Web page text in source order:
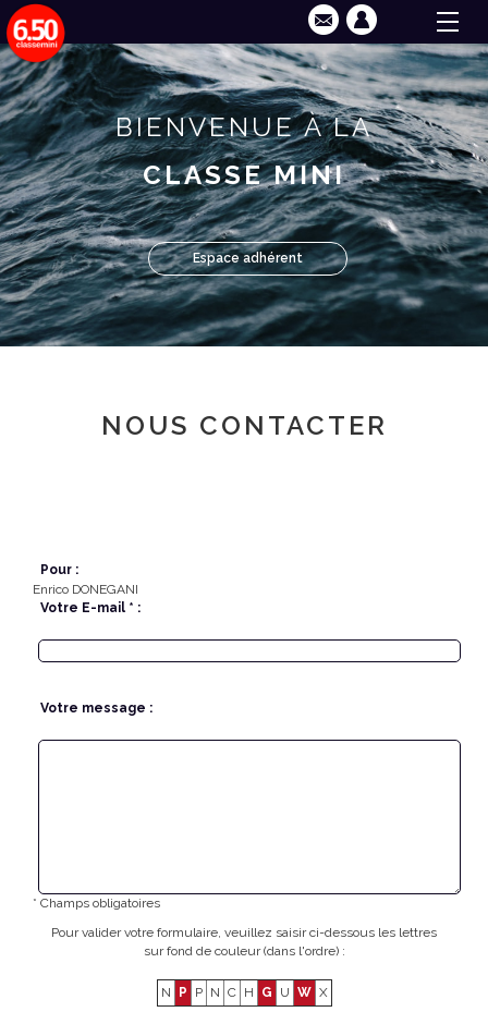
BIENVENUE À LA
CLASSE MINI
Espace adhérent
NOUS CONTACTER
Pour :
Enrico DONEGANI
Votre E-mail * :
Votre message :
* Champs obligatoires
Pour valider votre formulaire, veuillez saisir ci-dessous les lettres
sur fond de couleur (dans l'ordre) :
N P P N C H G U W X